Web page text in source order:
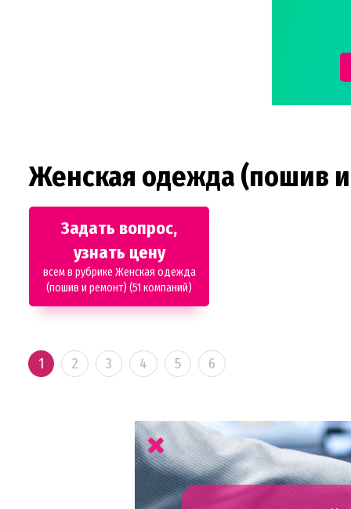
Женская одежда (пошив
Задать вопрос,
узнать цену
всем в рубрике Женская одежда
(пошив и ремонт) (51 компаний)
1 2 3 4 5 6